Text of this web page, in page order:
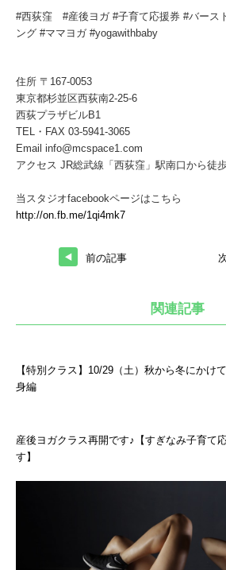
#西荻窪 #産後ヨガ #子育て応援券 #バース
ング #ママヨガ #yogawithbaby
住所 〒167-0053
東京都杉並区西荻南2-25-6
西荻プラザビルB1
TEL・FAX 03-5941-3065
Email info@mcspace1.com
アクセス JR総武線「西荻窪」駅南口から徒
当スタジオfacebookページはこちら
http://on.fb.me/1qi4mk7
前の記事
関連記事
【特別クラス】10/29（土）秋から冬にかけ
身編
産後ヨガクラス再開です♪【すぎなみ子育て
す】